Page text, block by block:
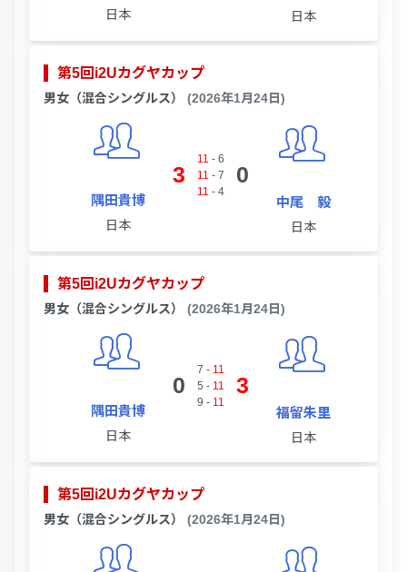
日本 日本
第5回i2Uカグヤカップ
男女（混合シングルス） (2026年1月24日)
隅田貴博
日本
3
11 - 6
11 - 7
11 - 4
0
中尾 毅
日本
第5回i2Uカグヤカップ
男女（混合シングルス） (2026年1月24日)
隅田貴博
日本
0
7 - 11
5 - 11
9 - 11
3
福留朱里
日本
第5回i2Uカグヤカップ
男女（混合シングルス） (2026年1月24日)